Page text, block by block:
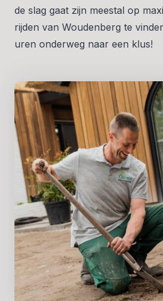
de slag gaat zijn meestal op
rijden van Woudenberg te
uren onderweg naar een klus!